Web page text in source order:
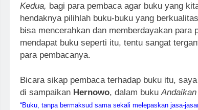
Kedua, bagi para pembaca agar buku yang
hendaknya pilihlah buku-buku yang
bisa mencerahkan dan memberdayakan para
mendapat buku seperti itu, tentu sangat
para pembacanya.
Bicara sikap pembaca terhadap buku itu,
di sampaikan Hernowo, dalam buku
“Buku, tanpa bermaksud sama sekali melepaskan jasa-